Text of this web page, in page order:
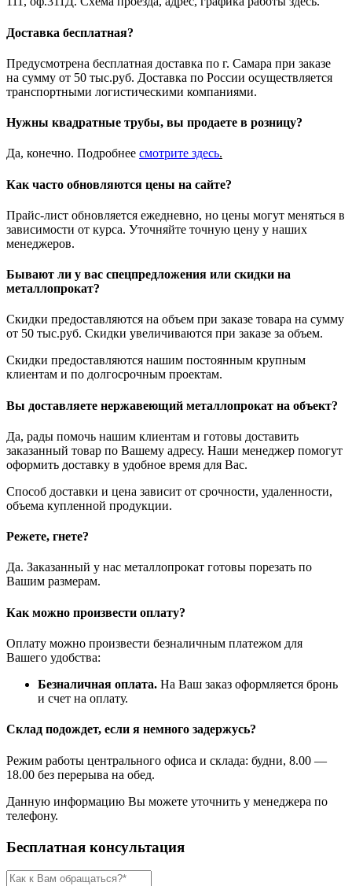
Доставка бесплатная?
Предусмотрена бесплатная доставка по г. Самара при заказе
на сумму от 50 тыс.руб. Доставка по России осуществляется
транспортными логистическими компаниями.
Нужны квадратные трубы, вы продаете в розницу?
Да, конечно. Подробнее смотрите здесь.
Как часто обновляются цены на сайте?
Прайс-лист обновляется ежедневно, но цены могут меняться в
зависимости от курса. Уточняйте точную цену у наших
менеджеров.
Бывают ли у вас спецпредложения или скидки на
металлопрокат?
Скидки предоставляются на объем при заказе товара на сумму
от 50 тыс.руб. Скидки увеличиваются при заказе за объем.
Скидки предоставляются нашим постоянным крупным
клиентам и по долгосрочным проектам.
Вы доставляете нержавеющий металлопрокат на объект?
Да, рады помочь нашим клиентам и готовы доставить
заказанный товар по Вашему адресу. Наши менеджер помогут
оформить доставку в удобное время для Вас.
Способ доставки и цена зависит от срочности, удаленности,
объема купленной продукции.
Режете, гнете?
Да. Заказанный у нас металлопрокат готовы порезать по
Вашим размерам.
Как можно произвести оплату?
Оплату можно произвести безналичным платежом для
Вашего удобства:
Безналичная оплата. На Ваш заказ оформляется бронь
и счет на оплату.
Склад подождет, если я немного задержусь?
Режим работы центрального офиса и склада: будни, 8.00 —
18.00 без перерыва на обед.
Данную информацию Вы можете уточнить у менеджера по
телефону.
Бесплатная консультация